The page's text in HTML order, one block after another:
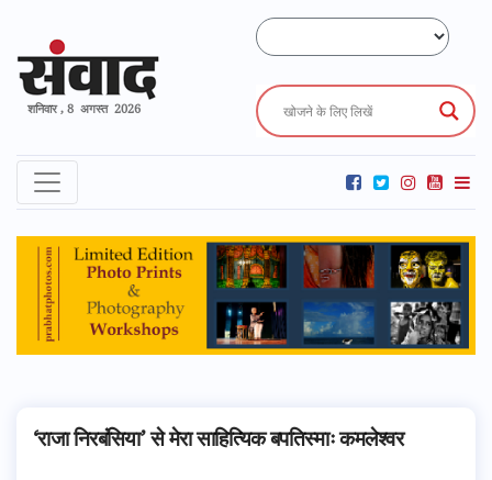
शनिवार , 8 अगस्त 2026
‘राजा निरबंसिया’ से मेरा साहित्यिक बपतिस्माः कमलेश्वर